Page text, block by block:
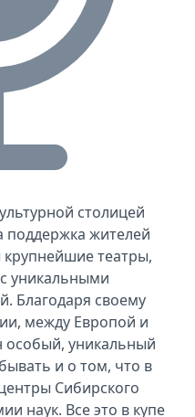
столицей
поддержка жителей
крупнейшие театры,
уникальными
Благодаря своему
между Европой и
особый, уникальный
и о том, что в
Сибирского
наук. Все это в купе